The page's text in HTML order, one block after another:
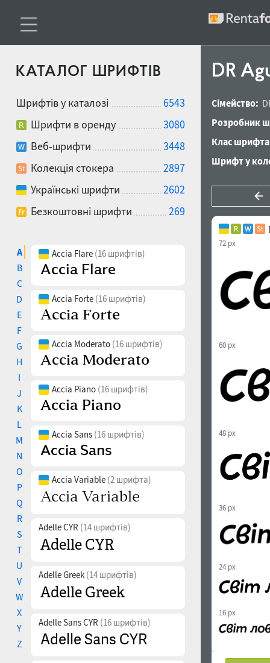
КАТАЛОГ ШРИФТІВ
Шрифтів у каталозі
6543
Шрифти в оренду
3080
Веб-шрифти
3448
Колекція стокера
2897
Українські шрифти
2602
Безкоштовні шрифти
269
A
B
C
D
E
F
G
H
I
J
K
L
M
N
O
P
Q
R
S
T
U
V
W
X
Y
Z
Accia Flare (16 шрифтів)
Accia Forte (16 шрифтів)
Accia Moderato (16 шрифтів)
Accia Piano (16 шрифтів)
Accia Sans (16 шрифтів)
Accia Variable (2 шрифта)
Adelle CYR (14 шрифтів)
Adelle Greek (14 шрифтів)
Adelle Sans CYR (16 шрифтів)
DR
Сімейство:
Розробник
Клас
Шрифт у
72 px
60 px
48 px
36 px
24 px
16 px